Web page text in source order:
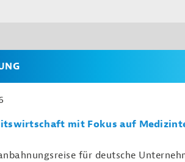
mit Fokus auf
für deutsche